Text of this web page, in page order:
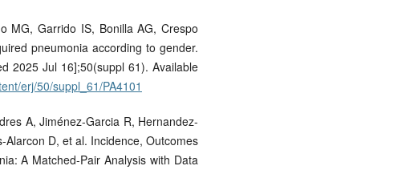
MG, Garrido IS, Bonilla AG, Crespo
pneumonia according to gender.
2025 Jul 16];50(suppl 61). Available
erj/50/suppl_61/PA4101
A, Jiménez-Garcia R, Hernandez-
D, et al. Incidence, Outcomes
A Matched-Pair Analysis with Data